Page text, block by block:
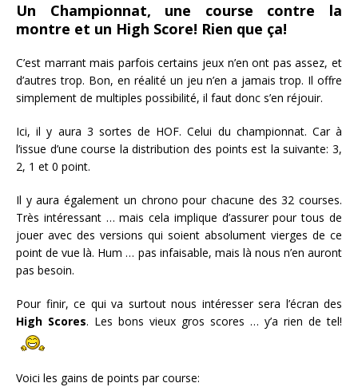
Un Championnat, une course contre la
montre et un High Score! Rien que ça!
C’est marrant mais parfois certains jeux n’en ont pas assez, et
d’autres trop. Bon, en réalité un jeu n’en a jamais trop. Il offre
simplement de multiples possibilité, il faut donc s’en réjouir.
Ici, il y aura 3 sortes de HOF. Celui du championnat. Car à
l’issue d’une course la distribution des points est la suivante: 3,
2, 1 et 0 point.
Il y aura également un chrono pour chacune des 32 courses.
Très intéressant … mais cela implique d’assurer pour tous de
jouer avec des versions qui soient absolument vierges de ce
point de vue là. Hum … pas infaisable, mais là nous n’en auront
pas besoin.
Pour finir, ce qui va surtout nous intéresser sera l’écran des
High Scores. Les bons vieux gros scores … y’a rien de tel!
Voici les gains de points par course: